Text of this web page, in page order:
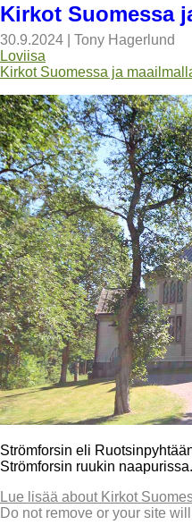
Kirkot Suomessa
30.9.2024
Tony Hagerlund
Loviisa
Kirkot Suomessa ja
Strömforsin eli
Strömforsin ruukin
Lue lisää about Kirkot
Do not remove or your site